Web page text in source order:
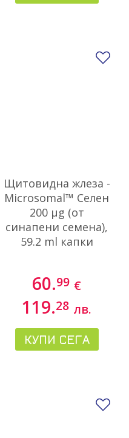
Щитовидна жлеза -
Microsomal™ Селен
200 µg (от
синапени семена),
59.2 ml капки
60.99 €
119.28 лв.
КУПИ СЕГА